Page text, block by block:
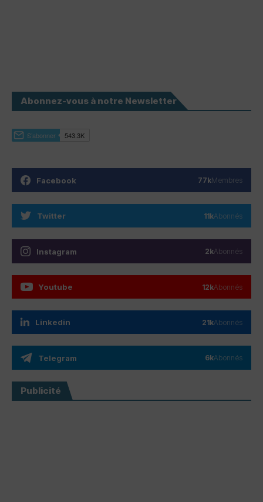
Abonnez-vous à notre Newsletter
Facebook 77kMembres
Twitter 11kAbonnés
Instagram 2kAbonnés
Youtube 12kAbonnés
Linkedin 21kAbonnés
Telegram 6kAbonnés
Publicité